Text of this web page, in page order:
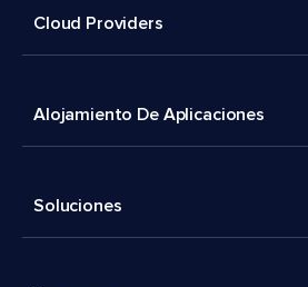
Cloud Providers
Alojamiento De Aplicaciones
Soluciones